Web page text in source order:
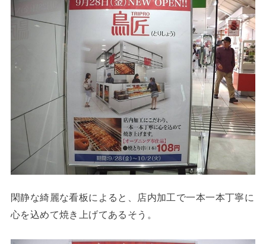
閑静な綺麗な看板によると、店内加工で一本一本丁寧に
心を込めて焼き上げてあるそう。